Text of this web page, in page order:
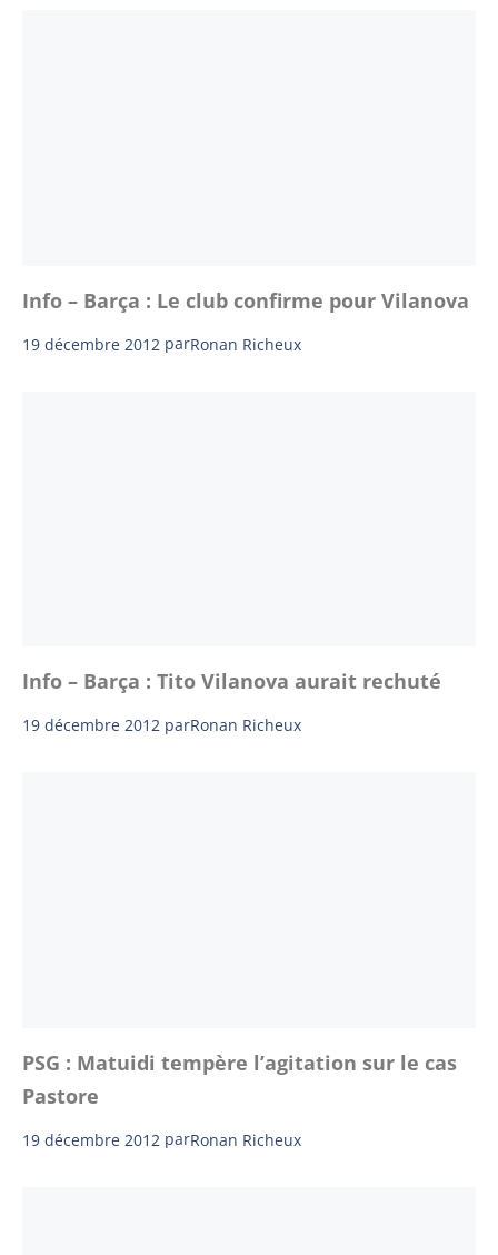
Info – Barça : Le club confirme pour Vilanova
19 décembre 2012 parRonan Richeux
Info – Barça : Tito Vilanova aurait rechuté
19 décembre 2012 parRonan Richeux
PSG : Matuidi tempère l’agitation sur le cas
Pastore
19 décembre 2012 parRonan Richeux